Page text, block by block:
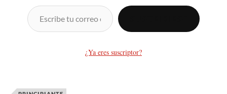
¿Ya eres suscriptor?